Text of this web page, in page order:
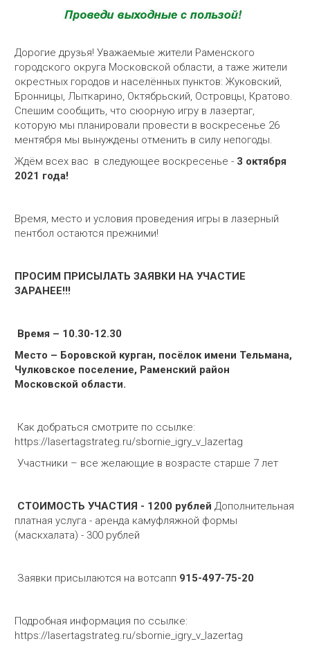
Дорогие друзья! Уважаемые жители Раменского
городского округа Московской области, а таже жители
окрестных городов и населённых пунктов: Жуковский,
Бронницы, Лыткарино, Октябрьский, Островцы, Кратово.
Спешим сообщить, что сюорную игру в лазертаг,
которую мы планировали провести в воскресенье 26
ментября мы вынуждены отменить в силу непогоды.
Ждём всех вас в следующее воскресенье - 3 октября
2021 года!
Время, место и условия проведения игры в лазерный
пентбол остаются прежними!
ПРОСИМ ПРИСЫЛАТЬ ЗАЯВКИ НА УЧАСТИЕ
ЗАРАНЕЕ!!!
Время – 10.30-12.30
Место – Боровской курган, посёлок имени Тельмана,
Чулковское поселение, Раменский район
Московской области.
Как добраться смотрите по ссылке:
https://lasertagstrateg.ru/sbornie_igry_v_lazertag
Участники – все желающие в возрасте старше 7 лет
СТОИМОСТЬ УЧАСТИЯ - 1200 рублей Дополнительная
платная услуга - аренда камуфляжной формы
(маскхалата) - 300 рублей
Заявки присылаются на вотсапп 915-497-75-20
Подробная информация по ссылке:
https://lasertagstrateg.ru/sbornie_igry_v_lazertag